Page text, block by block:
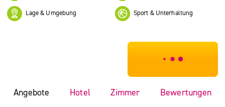
Lage & Umgebung Sport & Unterhaltung
***************
Angebote Hotel Zimmer Bewertungen